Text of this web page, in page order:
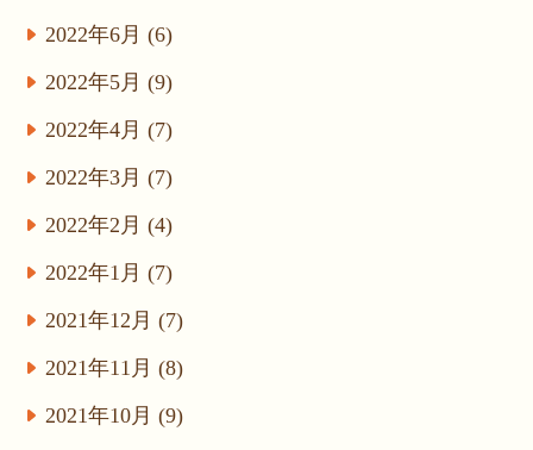
2022年6月 (6)
2022年5月 (9)
2022年4月 (7)
2022年3月 (7)
2022年2月 (4)
2022年1月 (7)
2021年12月 (7)
2021年11月 (8)
2021年10月 (9)